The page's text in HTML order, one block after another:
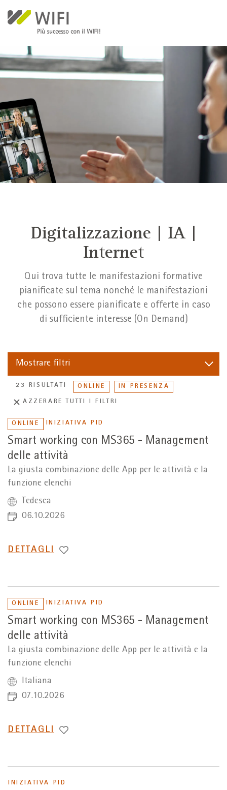
Digitalizzazione | IA |
Internet
Qui trova tutte le manifestazioni formative
pianificate sul tema nonché le manifestazioni
che possono essere pianificate e offerte in caso
di sufficiente interesse (On Demand)
Mostrare filtri
23 RISULTATI ONLINE IN PRESENZA
AZZERARE TUTTI I FILTRI
ONLINE INIZIATIVA PID
Smart working con MS365 - Management
delle attività
La giusta combinazione delle App per le attività e la
funzione elenchi
Tedesca
06.10.2026
PASSA
DETTAGLI
ONLINE INIZIATIVA PID
Smart working con MS365 - Management
delle attività
La giusta combinazione delle App per le attività e la
funzione elenchi
Italiana
07.10.2026
PASSA
DETTAGLI
INIZIATIVA PID